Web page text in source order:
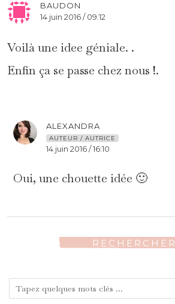
BAUDON
14 juin 2016 / 09:12
Voilà une idee géniale. .
Enfin ça se passe chez nous !.
ALEXANDRA
AUTEUR / AUTRICE
14 juin 2016 / 16:10
Oui, une chouette idée 🙂
RECHERCHER